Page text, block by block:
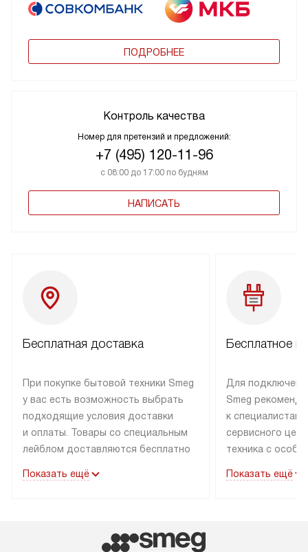
ПОДРОБНЕЕ
Контроль качества
Номер для претензий и предложений:
+7 (495) 120-11-96
с 08:00 до 17:00 по будням
НАПИСАТЬ
Бесплатная доставка
При покупке бытовой техники Smeg
у вас есть возможность выбрать
подходящие условия доставки
и оплаты. Товары со специальным
лейблом доставляются бесплатно
до подъезда. Доставка за пределы
маркировку «в наличии», может
быть отправлен покупателю
Показать ещё
Бесплатное
Для
Smeg
к специалистам
сервисного
техника с
коммуникациям.
Показать ещё